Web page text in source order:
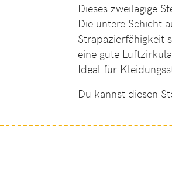
Dieses zweilagige
Die untere Schicht
Strapazierfähigkeit
eine gute
Ideal für
Du kannst diesen